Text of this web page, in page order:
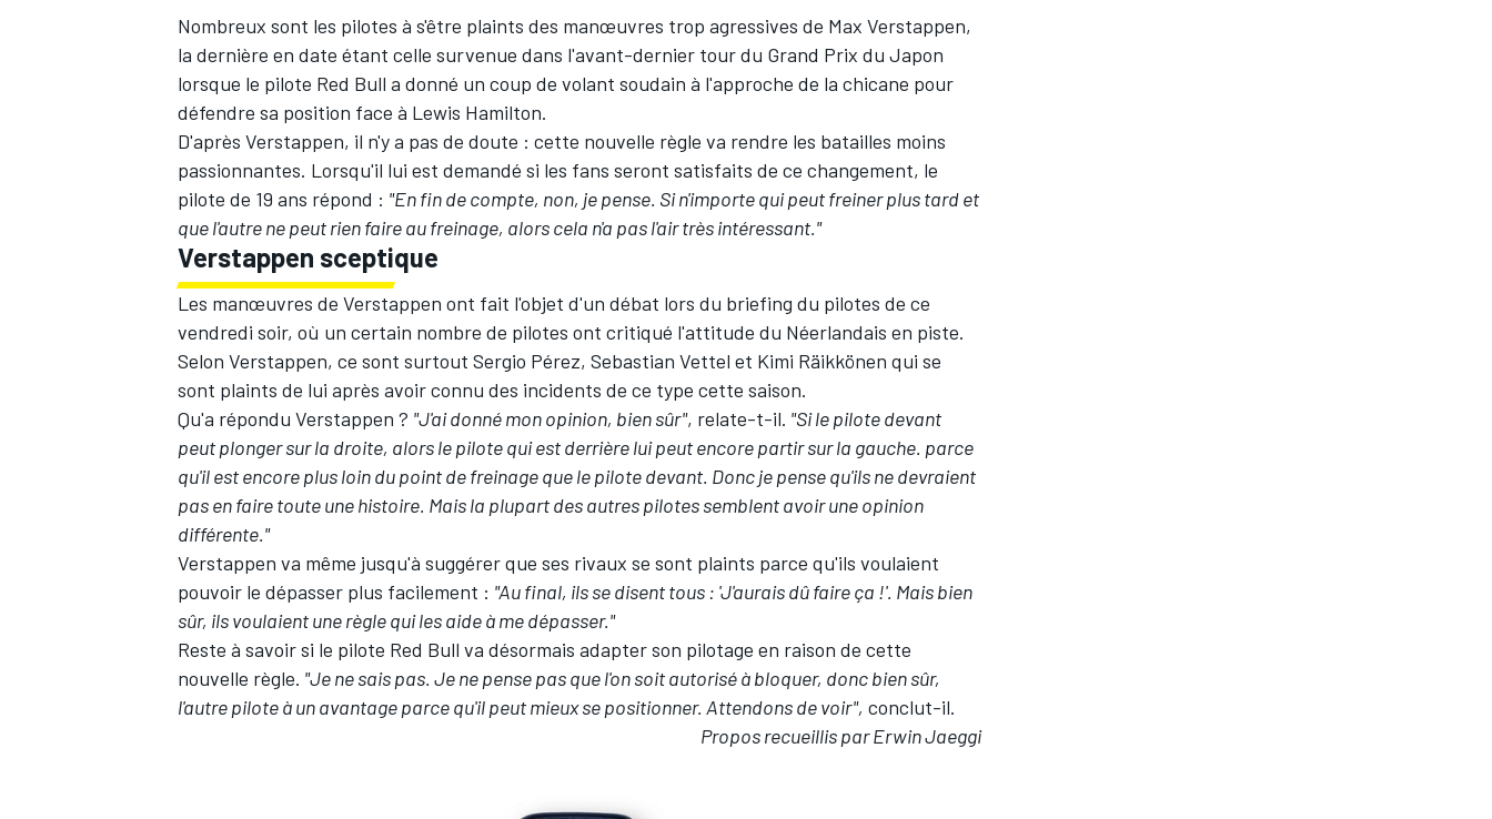
Nombreux sont les pilotes à s'être plaints des manœuvres trop agressives de Max Verstappen,
la dernière en date étant celle survenue dans l'avant-dernier tour du Grand Prix du Japon
lorsque le pilote Red Bull a donné un coup de volant soudain à l'approche de la chicane pour
défendre sa position face à Lewis Hamilton.
D'après Verstappen, il n'y a pas de doute : cette nouvelle règle va rendre les batailles moins
passionnantes. Lorsqu'il lui est demandé si les fans seront satisfaits de ce changement, le
pilote de 19 ans répond : "En fin de compte, non, je pense. Si n'importe qui peut freiner plus tard et
que l'autre ne peut rien faire au freinage, alors cela n'a pas l'air très intéressant."
Verstappen sceptique
Les manœuvres de Verstappen ont fait l'objet d'un débat lors du briefing du pilotes de ce
vendredi soir, où un certain nombre de pilotes ont critiqué l'attitude du Néerlandais en piste.
Selon Verstappen, ce sont surtout Sergio Pérez, Sebastian Vettel et Kimi Räikkönen qui se
sont plaints de lui après avoir connu des incidents de ce type cette saison.
Qu'a répondu Verstappen ? "J'ai donné mon opinion, bien sûr", relate-t-il. "Si le pilote devant
peut plonger sur la droite, alors le pilote qui est derrière lui peut encore partir sur la gauche. parce
qu'il est encore plus loin du point de freinage que le pilote devant. Donc je pense qu'ils ne devraient
pas en faire toute une histoire. Mais la plupart des autres pilotes semblent avoir une opinion
différente."
Verstappen va même jusqu'à suggérer que ses rivaux se sont plaints parce qu'ils voulaient
pouvoir le dépasser plus facilement : "Au final, ils se disent tous : 'J'aurais dû faire ça !'. Mais bien
sûr, ils voulaient une règle qui les aide à me dépasser."
Reste à savoir si le pilote Red Bull va désormais adapter son pilotage en raison de cette
nouvelle règle. "Je ne sais pas. Je ne pense pas que l'on soit autorisé à bloquer, donc bien sûr,
l'autre pilote à un avantage parce qu'il peut mieux se positionner. Attendons de voir", conclut-il.
Propos recueillis par Erwin Jaeggi